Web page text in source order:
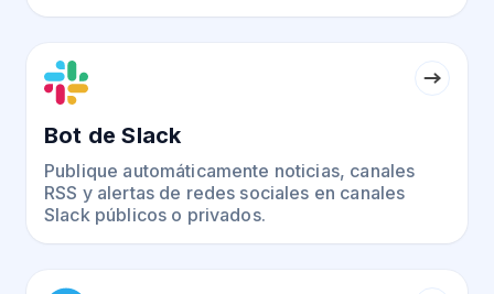
Bot de Slack
Publique automáticamente noticias, canales
RSS y alertas de redes sociales en canales
Slack públicos o privados.